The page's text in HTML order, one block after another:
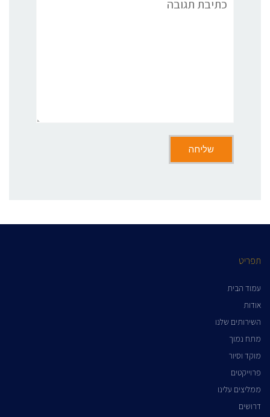
תפריט
עמוד הבית
אודות
השירותים שלנו
מתח נמוך
מוקד וסיור
פרוייקטים
ממליצים עלינו
דרושים